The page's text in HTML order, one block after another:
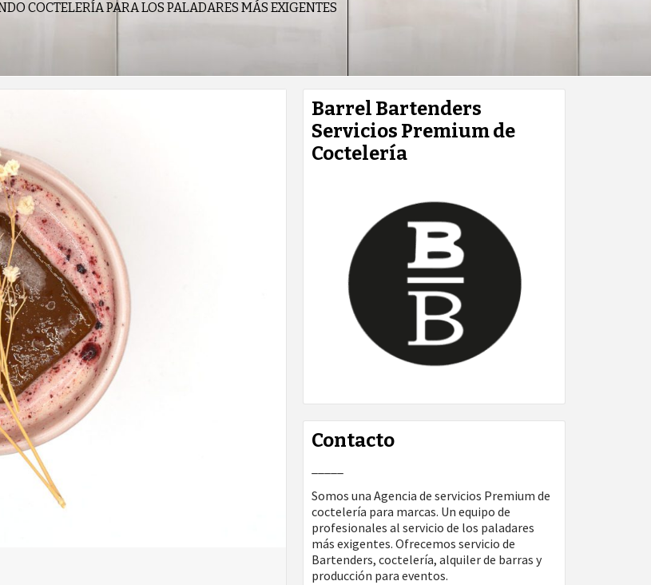
COCTELERÍA PARA LOS PALADARES MÁS EXIGENTES
Barrel Bartenders
Servicios Premium de
Coctelería
Contacto
Somos una Agencia de servicios Premium de
coctelería para marcas. Un equipo de
profesionales al servicio de los paladares
más exigentes. Ofrecemos servicio de
Bartenders, coctelería, alquiler de barras y
producción para eventos.